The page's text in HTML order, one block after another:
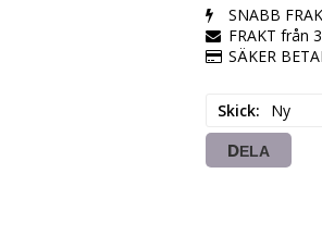
SNABB
FRAKT från
SÄKER
Skick Ny
DELA